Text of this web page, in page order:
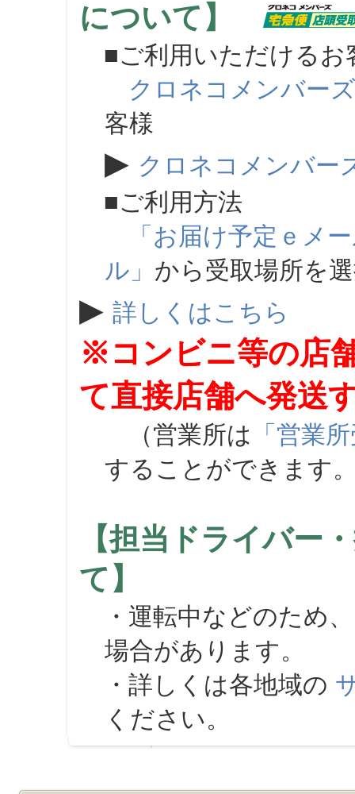
について】
■ご利用いただけるお
クロネコメンバーズ
客様
▶ クロネコメンバー
■ご利用方法
「お届け予定ｅメ
ル」 から受取場所を
▶ 詳しくはこちら
※コンビニ等の店
て直接店舗へ発送
（営業所は 「営業
することができます
【担当ドライバー
て】
・運転中などのため
場合があります。
・詳しくは各地域の
ください。